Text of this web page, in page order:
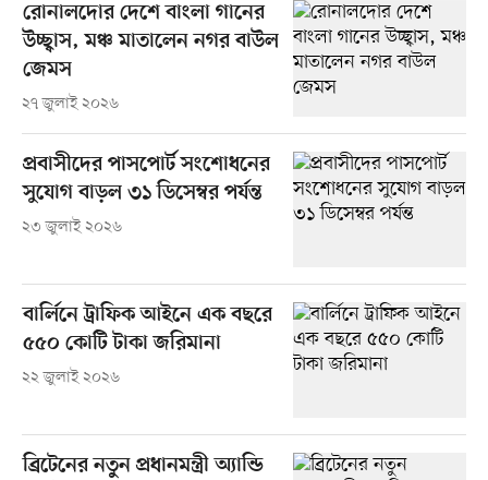
রোনালদোর দেশে বাংলা গানের
উচ্ছ্বাস, মঞ্চ মাতালেন নগর বাউল
জেমস
২৭ জুলাই ২০২৬
প্রবাসীদের পাসপোর্ট সংশোধনের
সুযোগ বাড়ল ৩১ ডিসেম্বর পর্যন্ত
২৩ জুলাই ২০২৬
বার্লিনে ট্রাফিক আইনে এক বছরে
৫৫০ কোটি টাকা জরিমানা
২২ জুলাই ২০২৬
ব্রিটেনের নতুন প্রধানমন্ত্রী অ্যান্ডি